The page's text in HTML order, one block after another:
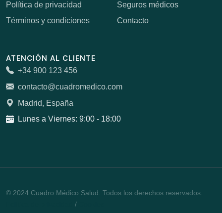
Política de privacidad
Términos y condiciones
Seguros médicos
Contacto
ATENCIÓN AL CLIENTE
+34 900 123 456
contacto@cuadromedico.com
Madrid, España
Lunes a Viernes: 9:00 - 18:00
© 2024 Cuadro Médico Salud. Todos los derechos reservados.
/